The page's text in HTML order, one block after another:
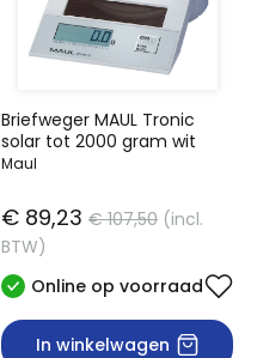
Briefweger MAUL Tronic
solar tot 2000 gram wit
Maul
€ 89,23 € 107,50 (incl.
BTW)
Online op voorraad
In winkelwagen